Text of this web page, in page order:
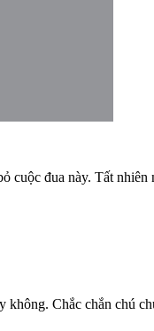
cuộc đua này. Tất nhiên
Chắc chắn chú